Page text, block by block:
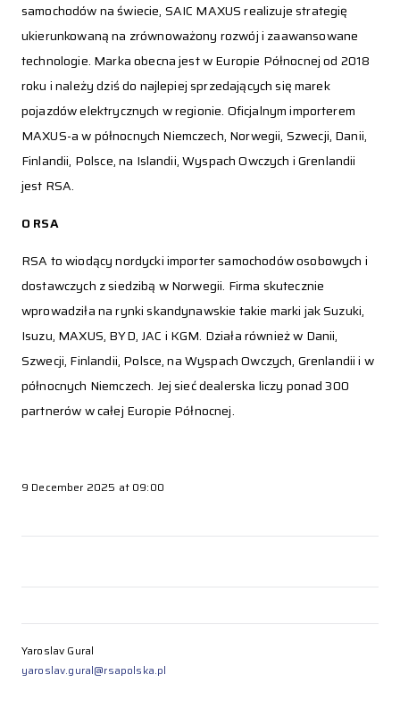
samochodów na świecie, SAIC MAXUS realizuje strategię
ukierunkowaną na zrównoważony rozwój i zaawansowane
technologie. Marka obecna jest w Europie Północnej od 2018
roku i należy dziś do najlepiej sprzedających się marek
pojazdów elektrycznych w regionie. Oficjalnym importerem
MAXUS-a w północnych Niemczech, Norwegii, Szwecji, Danii,
Finlandii, Polsce, na Islandii, Wyspach Owczych i Grenlandii
jest RSA.
O RSA
RSA to wiodący nordycki importer samochodów osobowych i
dostawczych z siedzibą w Norwegii. Firma skutecznie
wprowadziła na rynki skandynawskie takie marki jak Suzuki,
Isuzu, MAXUS, BYD, JAC i KGM. Działa również w Danii,
Szwecji, Finlandii, Polsce, na Wyspach Owczych, Grenlandii i w
północnych Niemczech. Jej sieć dealerska liczy ponad 300
partnerów w całej Europie Północnej.
9 December 2025 at 09:00
Yaroslav Gural
yaroslav.gural@rsapolska.pl